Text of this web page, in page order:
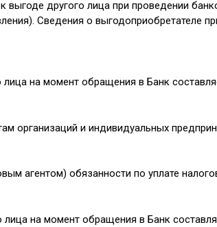
другого лица при проведении
Сведения о выгодоприобретателе
лица на момент обращения в Банк
организаций и индивидуальных
агентом) обязанности по уплате
лица на момент обращения в Банк